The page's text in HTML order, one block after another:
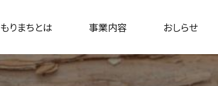
もりまちとは 事業内容 おしらせ